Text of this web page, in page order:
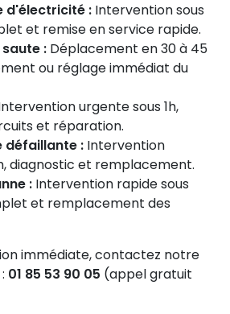
d'électricité : Intervention sous
et remise en service rapide.
: Déplacement en 30 à 45
ou réglage immédiat du
urgente sous 1h,
et réparation.
défaillante : Intervention
diagnostic et remplacement.
: Intervention rapide sous
et remplacement des
immédiate, contactez notre
01 85 53 90 05 (appel gratuit